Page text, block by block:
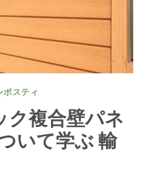
ポスティ
ク複合壁パネ
いて学ぶ 輸